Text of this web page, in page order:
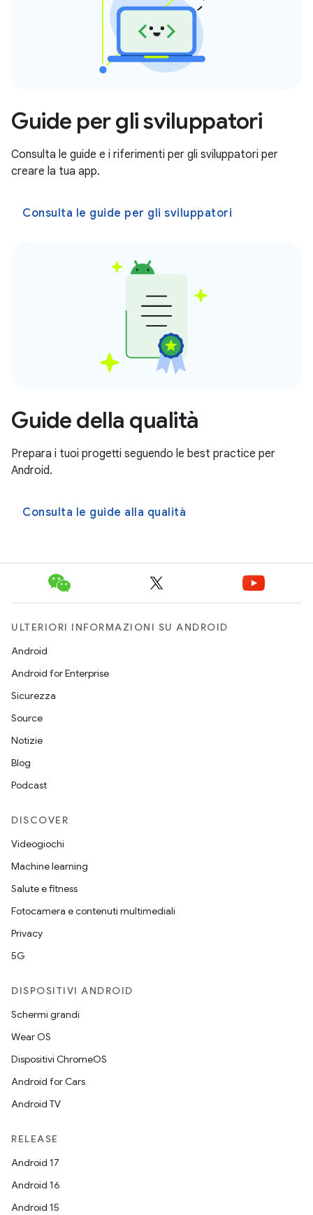
Guide per gli sviluppatori
Consulta le guide e i riferimenti per gli sviluppatori per
creare la tua app.
Consulta le guide per gli sviluppatori
Guide della qualità
Prepara i tuoi progetti seguendo le best practice per
Android.
Consulta le guide alla qualità
ULTERIORI INFORMAZIONI SU ANDROID
Android
Android for Enterprise
Sicurezza
Source
Notizie
Blog
Podcast
DISCOVER
Videogiochi
Machine learning
Salute e fitness
Fotocamera e contenuti multimediali
Privacy
5G
DISPOSITIVI ANDROID
Schermi grandi
Wear OS
Dispositivi ChromeOS
Android for Cars
Android TV
RELEASE
Android 17
Android 16
Android 15